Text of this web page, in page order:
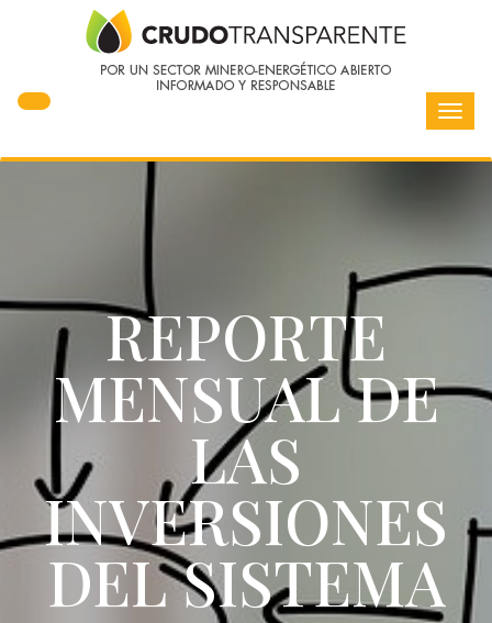
REPORTE
MENSUAL DE
LAS
INVERSIONES
DEL SISTEMA